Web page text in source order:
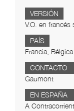
VERSIÓN
V.O. en
PAÍS
Francia, Bélgica
CONTACTO
Gaumont
EN ESPAÑA
A